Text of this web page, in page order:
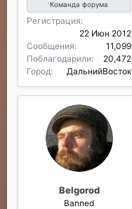
Команда форума
Регистрация
22 Июн 2012
Сообщения
11,099
Поблагодарили
20,472
Город
ДальнийВосток
Belgorod
Banned